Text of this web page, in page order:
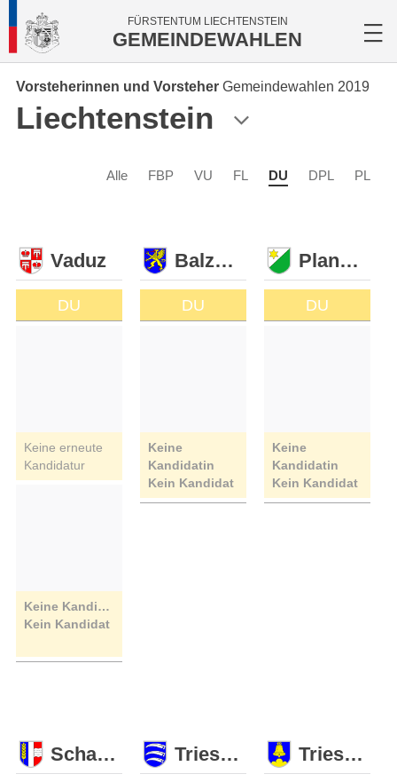
FÜRSTENTUM LIECHTENSTEIN
GEMEINDEWAHLEN
Vorsteherinnen und Vorsteher Gemeindewahlen 2019
Liechtenstein
Alle FBP VU FL DU DPL PL
Vaduz
DU
Keine erneute
Kandidatur
Keine Kandidatin
Kein Kandidat
Balzers
DU
Keine
Kandidatin
Kein Kandidat
Planken
DU
Keine
Kandidatin
Kein Kandidat
Schaan Triesen Triesenberg